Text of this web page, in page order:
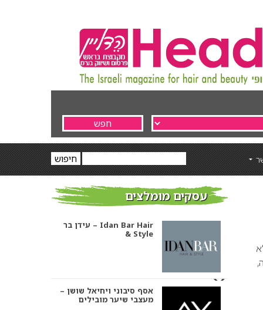
עסקים מומלצים
עידן בר – Idan Bar Hair
& Style
אסף סיבוני ויחיאל שושן –
מעצבי שיער מובילים